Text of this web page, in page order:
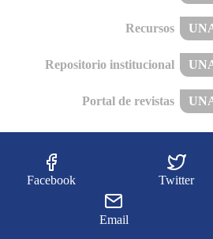
Recursos
Repositorio institucional
Portal de revistas
Facebook Twitter
Email